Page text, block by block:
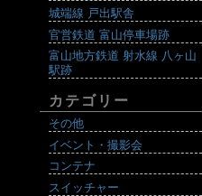
城端線 戸出駅舎
官営鉄道 富山停車場跡
富山地方鉄道 射水線 八ヶ山
駅跡
カテゴリー
その他
イベント・撮影会
コンテナ
スイッチャー